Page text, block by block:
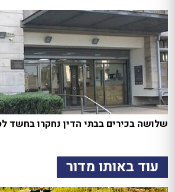
שלושה בכירים בבתי הדין נחקרו בחשד
עוד באותו מדור